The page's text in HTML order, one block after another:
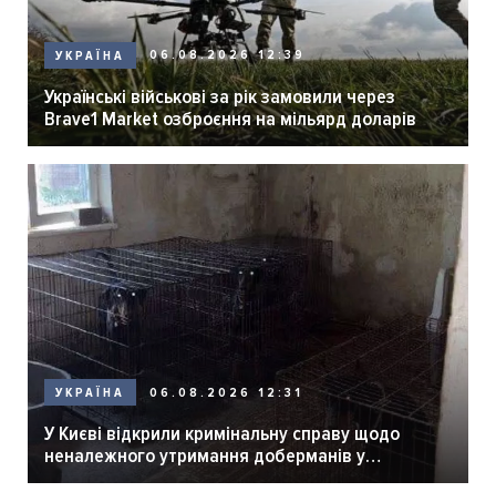
УКРАЇНА 06.08.2026 12:39
Українські військові за рік замовили через
Brave1 Market озброєння на мільярд доларів
УКРАЇНА 06.08.2026 12:31
У Києві відкрили кримінальну справу щодо
неналежного утримання доберманів у
розпліднику